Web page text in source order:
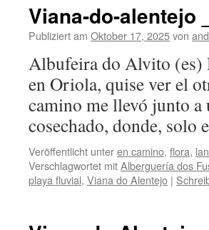
Viana-do-alentejo
Publiziert am Oktober 17, 2025von
Albufeira do Alvito (es)
en Oriola, quise ver el
camino me llevó junto
cosechado, donde, solo
Veröffentlicht unteren camino, flora,
Verschlagwortet mitAlberguería dos
playa fluvial, Viana do Alentejo |